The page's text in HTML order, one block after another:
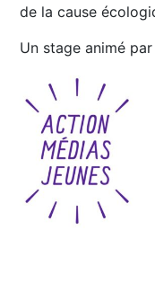
de la cause
Un stage animé par